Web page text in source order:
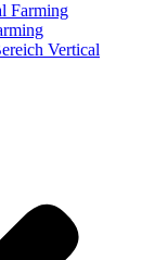
Farming
Vertical